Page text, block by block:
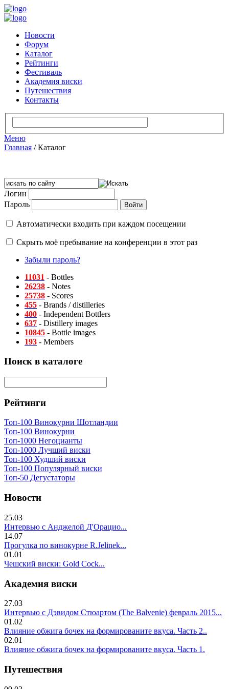
Новости
Форум
Каталог
Рейтинги
Фестиваль
Академия виски
Путешествия
Контакты
Меню
Главная /Каталог
Логин
Пароль
Автоматически входить при каждом посещении
Скрыть моё пребывание на конференции в этот раз
Забыли пароль?
11031 - Bottles
26238 - Notes
25738 - Scores
455 - Brands / distilleries
400 - Independent Bottlers
637 - Distillery images
10845 - Bottle images
193 - Members
Поиск в каталоге
Рейтинги
Топ-100 Винокурни Шотландии
Топ-100 Винокурни
Топ-1000 Негоцианты
Топ-1000 Лучший виски
Топ-100 Худший виски
Топ-100 Популярный виски
Топ-50 Дегустаторы
Новости
25.03
Интервью с Анджелой Д'Орацио...
14.07
Прогулка по винокурне R.Jelinek...
01.01
Чешский виски: Gold Cock...
Академия виски
27.03
Интервью с Дэвидом Стюартом (The Balvenie) февраль 2015...
01.02
Влияние обжига бочек на формированите вкуса. Часть 2..
02.01
Влияние обжига бочек на формированите вкуса. Часть 1.
Путешествия